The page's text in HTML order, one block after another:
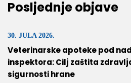
Posljednje objave
30. JULA 2026.
Veterinarske apoteke pod
inspektora: Cilj zaštita
sigurnosti hrane